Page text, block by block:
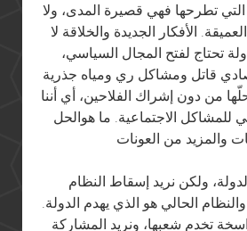
تطرحها فهي قصيرة المدى، ولا
الأفكار الجديدة والخلاقة لا
تحتاج لفتح المجال السياسي،
قاتل ومشاكل ري ومياه جذرية
من دون إشراك الفلاحين، أي أننا
للمشاكل الاجتماعية. ما هوالحل
ولكن نريد إسقاط النظام
الحالي هو الذي يهدم الدولة.
تخدم شعبها، ونريد المشاركة